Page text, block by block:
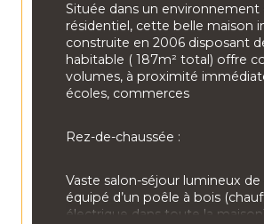
Située dans un environnement
résidentiel, cette belle maison
construite en 2006 disposant
habitable ( 187m² total) offre
volumes, à proximité
écoles, commerces
Rez-de-chaussée :
Vaste salon-séjour lumineux de
équipé d’un poêle à bois
électrique dans toute la maison),